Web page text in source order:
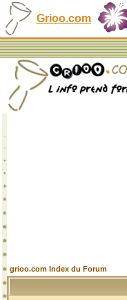
Grioo.com
grioo.com Index du Forum